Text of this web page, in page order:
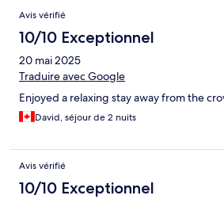
Avis vérifié
10/10 Exceptionnel
20 mai 2025
Traduire avec Google
Enjoyed a relaxing stay away from the
David, séjour de 2 nuits
Avis vérifié
10/10 Exceptionnel